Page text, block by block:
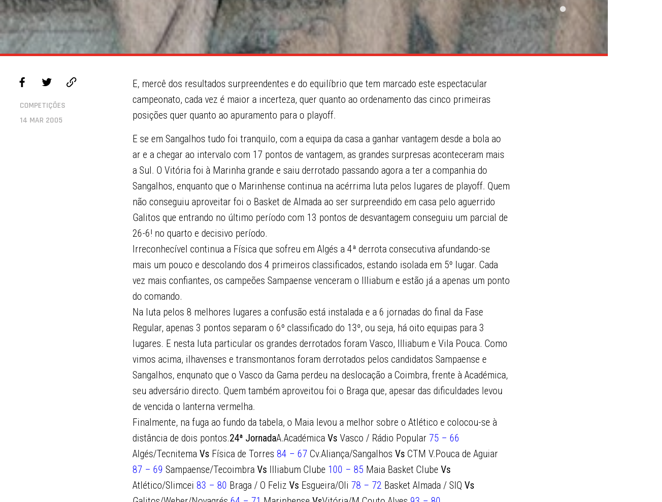
COMPETIÇÕES
14 MAR 2005
E, mercê dos resultados surpreendentes e do equilíbrio que tem marcado este espectacular
campeonato, cada vez é maior a incerteza, quer quanto ao ordenamento das cinco primeiras
posições quer quanto ao apuramento para o playoff.
E se em Sangalhos tudo foi tranquilo, com a equipa da casa a ganhar vantagem desde a bola ao
ar e a chegar ao intervalo com 17 pontos de vantagem, as grandes surpresas aconteceram mais
a Sul. O Vitória foi à Marinha grande e saiu derrotado passando agora a ter a companhia do
Sangalhos, enquanto que o Marinhense continua na acérrima luta pelos lugares de playoff. Quem
não conseguiu aproveitar foi o Basket de Almada ao ser surpreendido em casa pelo aguerrido
Galitos que entrando no último período com 13 pontos de desvantagem conseguiu um parcial de
26-6! no quarto e decisivo período.
Irreconhecível continua a Física que sofreu em Algés a 4ª derrota consecutiva afundando-se
mais um pouco e descolando dos 4 primeiros classificados, estando isolada em 5º lugar. Cada
vez mais confiantes, os campeões Sampaense venceram o Illiabum e estão já a apenas um ponto
do comando.
Na luta pelos 8 melhores lugares a confusão está instalada e a 6 jornadas do final da Fase
Regular, apenas 3 pontos separam o 6º classificado do 13º, ou seja, há oito equipas para 3
lugares. E nesta luta particular os grandes derrotados foram Vasco, Illiabum e Vila Pouca. Como
vimos acima, ilhavenses e transmontanos foram derrotados pelos candidatos Sampaense e
Sangalhos, enqunato que o Vasco da Gama perdeu na deslocação a Coimbra, frente à Académica,
seu adversário directo. Quem também aproveitou foi o Braga que, apesar das dificuldades levou
de vencida o lanterna vermelha.
Finalmente, na fuga ao fundo da tabela, o Maia levou a melhor sobre o Atlético e colocou-se à
distância de dois pontos.24ª JornadaA.Académica Vs Vasco / Rádio Popular 75 – 66
Algés/Tecnitema Vs Física de Torres 84 – 67 Cv.Aliança/Sangalhos Vs CTM V.Pouca de Aguiar
87 – 69 Sampaense/Tecoimbra Vs Illiabum Clube 100 – 85 Maia Basket Clube Vs
Atlético/Slimcei 83 – 80 Braga / O Feliz Vs Esgueira/Oli 78 – 72 Basket Almada / SIQ Vs